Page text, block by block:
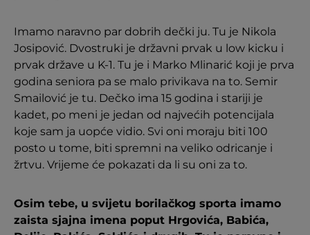
Imamo naravno par dobrih dečki ju. Tu je Nikola
Josipović. Dvostruki je državni prvak u low kicku i
prvak države u K-1. Tu je i Marko Mlinarić koji je prva
godina seniora pa se malo privikava na to. Semir
Smailović je tu. Dečko ima 15 godina i stariji je
kadet, po meni je jedan od najvećih potencijala
koje sam ja uopće vidio. Svi oni moraju biti 100
posto u tome, biti spremni na veliko odricanje i
žrtvu. Vrijeme će pokazati da li su oni za to.
Osim tebe, u svijetu borilačkog sporta imamo
zaista sjajna imena poput Hrgovića, Babića,